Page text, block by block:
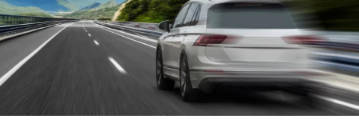
РАСШИРЕННАЯ ГАРАНТИЯ
О КОМПАНИИ
ПОКУПКА И АКЦИИ